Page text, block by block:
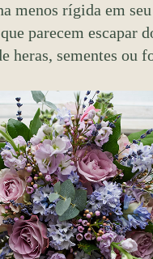
menos rígida em
parecem escapar
heras, sementes ou